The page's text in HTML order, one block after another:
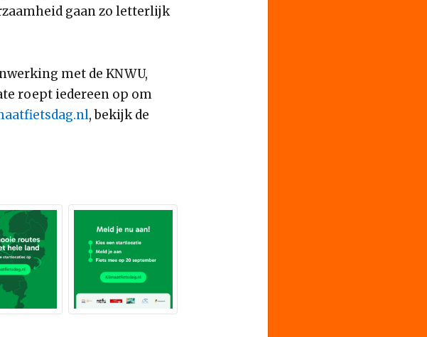
gaan zo letterlijk
met de KNWU,
roept iedereen op om
, bekijk de